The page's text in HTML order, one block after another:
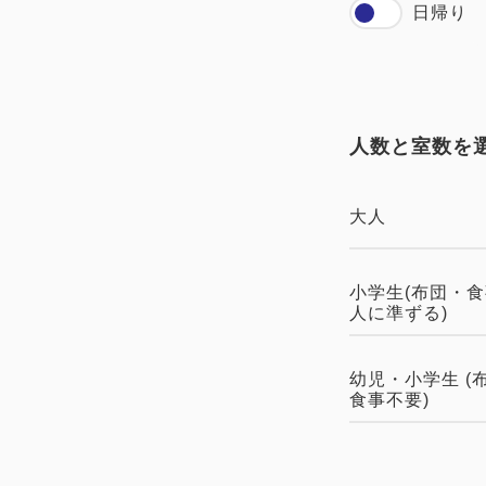
日帰り
人数と室数を
大人
小学生(布団・
人に準ずる)
幼児・小学生 (
食事不要)